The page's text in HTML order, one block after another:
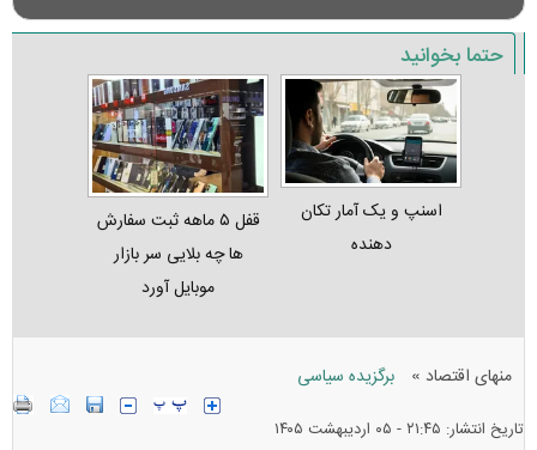
حتما بخوانید
اسنپ و یک آمار تکان‌
دهنده
قفل ۵ ماهه ثبت‌ سفارش‌
ها چه بلایی سر بازار
موبایل آورد
منهای اقتصاد » برگزیده سیاسی
تاریخ انتشار: ۲۱:۴۵ - ۰۵ ارديبهشت ۱۴۰۵